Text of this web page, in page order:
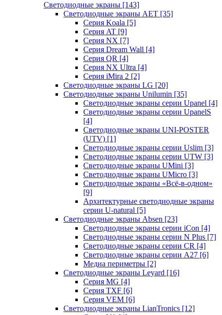
Светодиодные экраны [143]
Светодиодные экраны AET [35]
Cерия Koala [5]
Серия AT [9]
Серия NX [7]
Серия Dream Wall [4]
Серия QR [4]
Серия NX Ultra [4]
Серия iMira 2 [2]
Светодиодные экраны LG [20]
Светодиодные экраны Unilumin [35]
Светодиодные экраны серии Upanel [4]
Светодиодные экраны серии UpanelS
[4]
Светодиодные экраны UNI-POSTER
(UTV) [1]
Светодиодные экраны серии Uslim [3]
Светодиодные экраны серии UTW [3]
Светодиодные экраны UMini [3]
Светодиодные экраны UMicro [3]
Светодиодные экраны «Всё-в-одном»
[9]
Архитектурные светодиодные экраны
серии U-natural [5]
Светодиодные экраны Absen [23]
Светодиодные экраны серии iCon [4]
Светодиодные экраны серии N Plus [7]
Светодиодные экраны серии CR [4]
Светодиодные экраны серии А27 [6]
Медиа периметры [2]
Светодиодные экраны Leyard [16]
Серия MG [4]
Серия TXF [6]
Серия VEM [6]
Светодиодные экраны LianTronics [12]